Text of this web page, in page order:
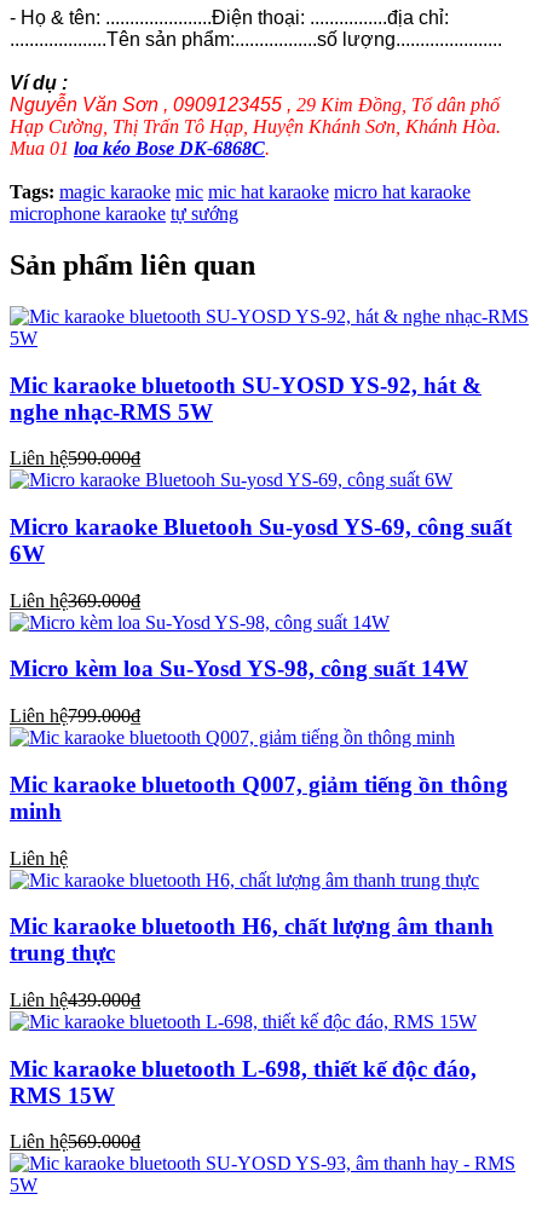
- Họ & tên: ......................Điện thoại: ................địa chỉ:
....................Tên sản phẩm:.................số lượng......................
Ví dụ :
Nguyễn Văn Sơn , 0909123455 , 29 Kim Đồng, Tổ dân phố
Hạp Cường, Thị Trấn Tô Hạp, Huyện Khánh Sơn, Khánh Hòa.
Mua 01 loa kéo Bose DK-6868C.
Tags: magic karaoke mic mic hat karaoke micro hat karaoke
microphone karaoke tự sướng
Sản phẩm liên quan
Mic karaoke bluetooth SU-YOSD YS-92, hát &
nghe nhạc-RMS 5W
Liên hệ590.000₫
Micro karaoke Bluetooh Su-yosd YS-69, công suất
6W
Liên hệ369.000₫
Micro kèm loa Su-Yosd YS-98, công suất 14W
Liên hệ799.000₫
Mic karaoke bluetooth Q007, giảm tiếng ồn thông
minh
Liên hệ
Mic karaoke bluetooth H6, chất lượng âm thanh
trung thực
Liên hệ439.000₫
Mic karaoke bluetooth L-698, thiết kế độc đáo,
RMS 15W
Liên hệ569.000₫